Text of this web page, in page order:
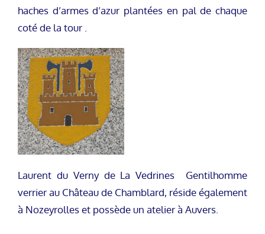
haches d’armes d’azur plantées en pal de chaque
coté de la tour .
Laurent du Verny de La Vedrines Gentilhomme
verrier au Château de Chamblard, réside également
à Nozeyrolles et possède un atelier à Auvers.